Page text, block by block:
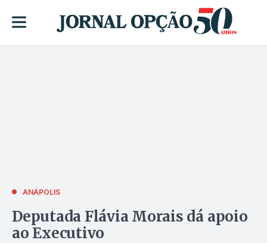
ANÁPOLIS
Deputada Flávia Morais dá apoio
ao Executivo